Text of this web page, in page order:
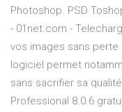
Photoshop. PSD
- 01net.com -
vos images sans
logiciel permet
sans sacrifier sa
Professional 8.0.6